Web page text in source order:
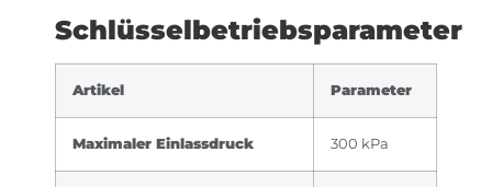
Schlüsselbetriebsparameter
Artikel Parameter
Maximaler Einlassdruck 300 kPa